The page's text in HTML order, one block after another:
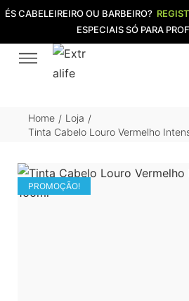
ÉS CABELEIREIRO OU BARBEIRO?
ESPECIAIS SÓ PARA
Home / Loja /
Tinta Cabelo Louro Vermelho
PROMOÇÃO!